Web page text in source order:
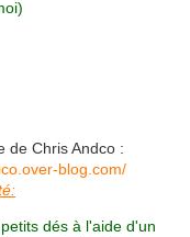
de Chris Andco :
blog.com/
dés à l'aide d'un